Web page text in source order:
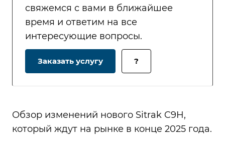
свяжемся с вами в ближайшее
время и ответим на все
интересующие вопросы.
Заказать услугу ?
Обзор изменений нового Sitrak C9H,
который ждут на рынке в конце 2025 года.